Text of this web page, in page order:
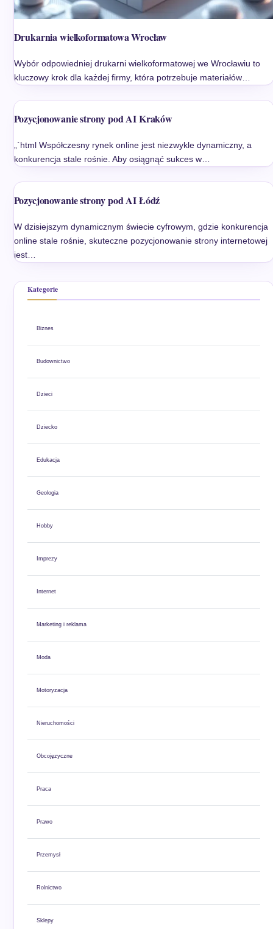
Drukarnia wielkoformatowa Wrocław
Wybór odpowiedniej drukarni wielkoformatowej we Wrocławiu to
kluczowy krok dla każdej firmy, która potrzebuje materiałów…
Pozycjonowanie strony pod AI Kraków
„`html Współczesny rynek online jest niezwykle dynamiczny, a
konkurencja stale rośnie. Aby osiągnąć sukces w…
Pozycjonowanie strony pod AI Łódź
W dzisiejszym dynamicznym świecie cyfrowym, gdzie konkurencja
online stale rośnie, skuteczne pozycjonowanie strony internetowej
jest…
Kategorie
Biznes
Budownictwo
Dzieci
Dziecko
Edukacja
Geologia
Hobby
Imprezy
Internet
Marketing i reklama
Moda
Motoryzacja
Nieruchomości
Obcojęzyczne
Praca
Prawo
Przemysł
Rolnictwo
Sklepy